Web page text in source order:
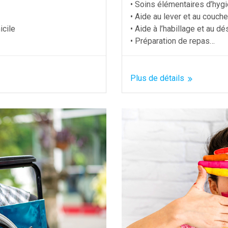
• Soins élémentaires
• Aide au lever et au
• Aide à l’habillage et au
• Préparation de repas…
Plus de détails